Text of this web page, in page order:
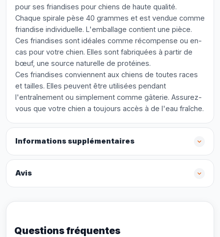
pour ses friandises pour chiens de haute qualité.
Chaque spirale pèse 40 grammes et est vendue comme
friandise individuelle. L'emballage contient une pièce.
Ces friandises sont idéales comme récompense ou en-
cas pour votre chien. Elles sont fabriquées à partir de
bœuf, une source naturelle de protéines.
Ces friandises conviennent aux chiens de toutes races
et tailles. Elles peuvent être utilisées pendant
l'entraînement ou simplement comme gâterie. Assurez-
vous que votre chien a toujours accès à de l'eau fraîche.
Informations supplémentaires
Avis
Questions fréquentes